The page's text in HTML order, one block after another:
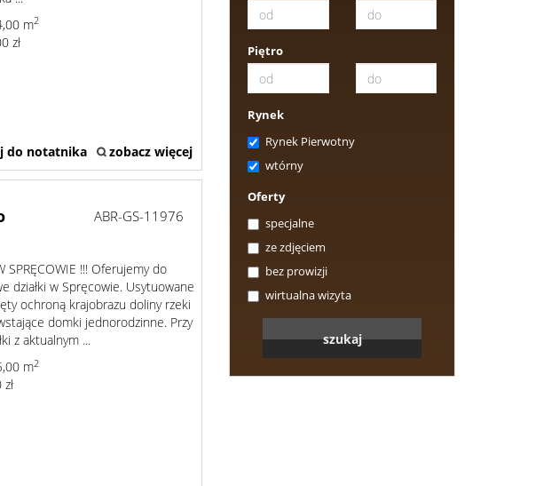
m2
zł
do notatnika zobacz więcej
ABR-GS-11976
SPRĘCOWIE !!! Oferujemy do
działki w Spręcowie. Usytuowane
ochroną krajobrazu doliny rzeki
domki jednorodzinne. Przy
z aktualnym ...
m2
Piętro
Rynek
Rynek Pierwotny
wtórny
Oferty
specjalne
ze zdjęciem
bez prowizji
wirtualna wizyta